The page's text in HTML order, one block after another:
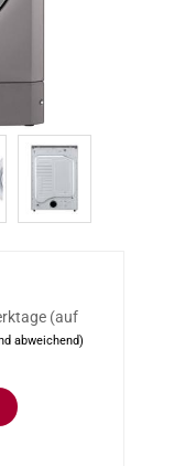
(auf
abweichend)